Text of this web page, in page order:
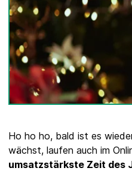
Integrationen
Verbinde Brevo mit 150+ digitalen Tools wie
Shopify, WordPress, Stripe, Zapier und
Ho ho ho, bald ist es
wächst, laufen auch im
umsatzstärkste Zeit des